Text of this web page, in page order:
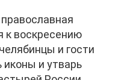
к воскресению
и гости
иконы и утварь